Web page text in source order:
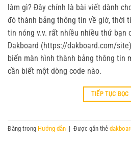
làm gì? Đây chính là bài viết dành
đó thành bảng thông tin về giờ, thời
tin nóng v.v. rất nhiều nhiều thứ bạn
Dakboard (https://dakboard.com/
biến màn hình thành bảng thông tin
cần biết một dòng code nào.
TIẾP TỤC ĐỌC
Đăng trong Hướng dẫn | Được gắn thẻ